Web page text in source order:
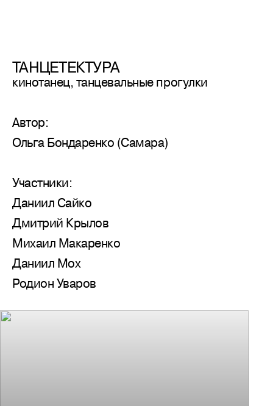
ТАНЦЕТЕКТУРА
кинотанец, танцевальные прогулки
Автор:
Ольга Бондаренко (Самара)
Участники:
Даниил Сайко
Дмитрий Крылов
Михаил Макаренко
Даниил Мох
Родион Уваров